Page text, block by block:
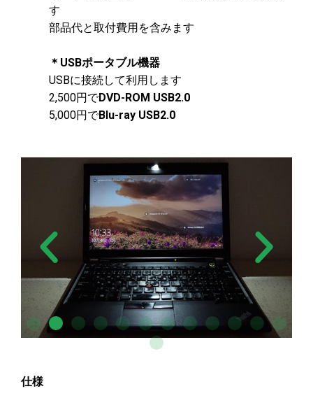
す
部品代と取付費用を含みます
＊USBポータブル機器
USBに接続して利用します
2,500円でDVD-ROM USB2.0
5,000円でBlu-ray USB2.0
仕様